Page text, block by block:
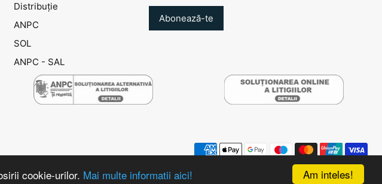
Am inteles!
cookie-urilor. Mai multe informatii aici!
Distribuţie
ANPC
SOL
ANPC - SAL
Abonează-te